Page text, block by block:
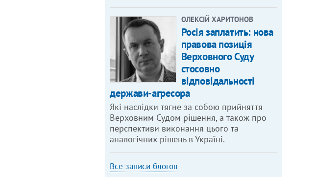
ОЛЕКСІЙ ХАРИТОНОВ
Росія заплатить: нова
правова позиція
Верховного Суду
стосовно
відповідальності
держави-агресора
Які наслідки тягне за собою прийняття
Верховним Судом рішення, а також про
перспективи виконання цього та
аналогічних рішень в Україні.
Все записи блогов